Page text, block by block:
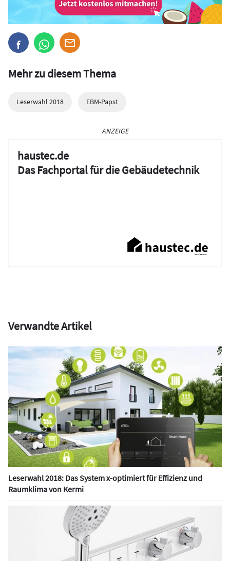
Mehr zu diesem Thema
Leserwahl 2018 EBM-Papst
ANZEIGE
haustec.de
Das Fachportal für die Gebäudetechnik
Verwandte Artikel
Leserwahl 2018: Das System x-optimiert für Effizienz und
Raumklima von Kermi